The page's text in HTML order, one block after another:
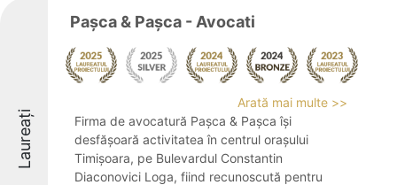
Laureați
Pașca & Pașca - Avocati
Arată mai multe >>
Firma de avocatură Pașca & Pașca își
desfășoară activitatea în centrul orașului
Timișoara, pe Bulevardul Constantin
Diaconovici Loga, fiind recunoscută pentru